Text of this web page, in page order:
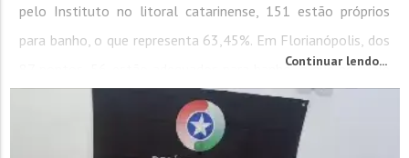
pelo Instituto no litoral catarinense, 151 estão próprios
para banho, o que representa 63,45%. Em Florianópolis, dos
87 pontos, 56 estão adequados para banho, o que equivale
a 64,37%. Todas as...
Continuar lendo...